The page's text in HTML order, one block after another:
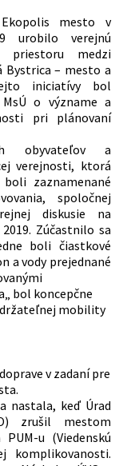
mesto v
urobilo verejnú
priestoru medzi
Bystrica – mesto a
iniciatívy bol
o význame a
pri plánovaní
obyvateľov a
verejnosti, ktorá
zaznamenané
spoločnej
diskusie na
Zúčastnilo sa
boli čiastkové
a vody prejednané
bol koncepčne
mobility
v zadaní pre
nastala, keď Úrad
zrušil mestom
u (Viedenskú
komplikovanosti.